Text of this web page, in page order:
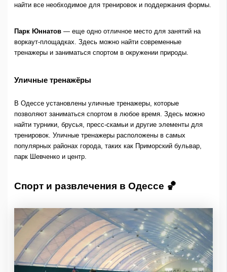
найти все необходимое для тренировок и поддержания формы.
Парк Юннатов— еще одно отличное место для занятий на
воркаут-площадках. Здесь можно найти современные
тренажеры и заниматься спортом в окружении природы.
Уличные тренажёры
В Одессе установлены уличные тренажеры, которые
позволяют заниматься спортом в любое время. Здесь можно
найти турники, брусья, пресс-скамьи и другие элементы для
тренировок. Уличные тренажеры расположены в самых
популярных районах города, таких как Приморский бульвар,
парк Шевченко и центр.
Спорт и развлечения в Одессе 🏀